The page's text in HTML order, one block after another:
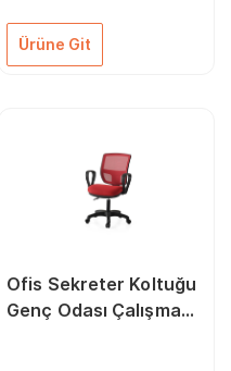
Ürüne Git
Ofis Sekreter Koltuğu
Genç Odası Çalışma